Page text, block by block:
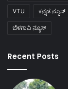
VTU ಕನ್ನಡ ನ್ಯೂಸ್
ಬೆಳಗಾವಿ ನ್ಯೂಸ್
Recent Posts